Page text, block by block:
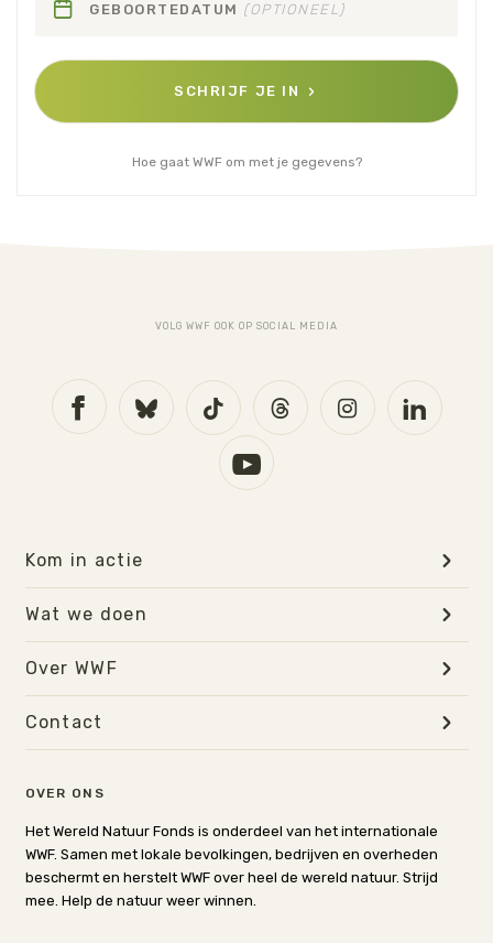
GEBOORTEDATUM (OPTIONEEL)
SCHRIJF JE IN
Hoe gaat WWF om met je gegevens?
VOLG WWF OOK OP SOCIAL MEDIA
OVER ONS
Het Wereld Natuur Fonds is onderdeel van het internationale
WWF. Samen met lokale bevolkingen, bedrijven en overheden
beschermt en herstelt WWF over heel de wereld natuur. Strijd
mee. Help de natuur weer winnen.
Kom in actie
Wat we doen
Over WWF
Contact